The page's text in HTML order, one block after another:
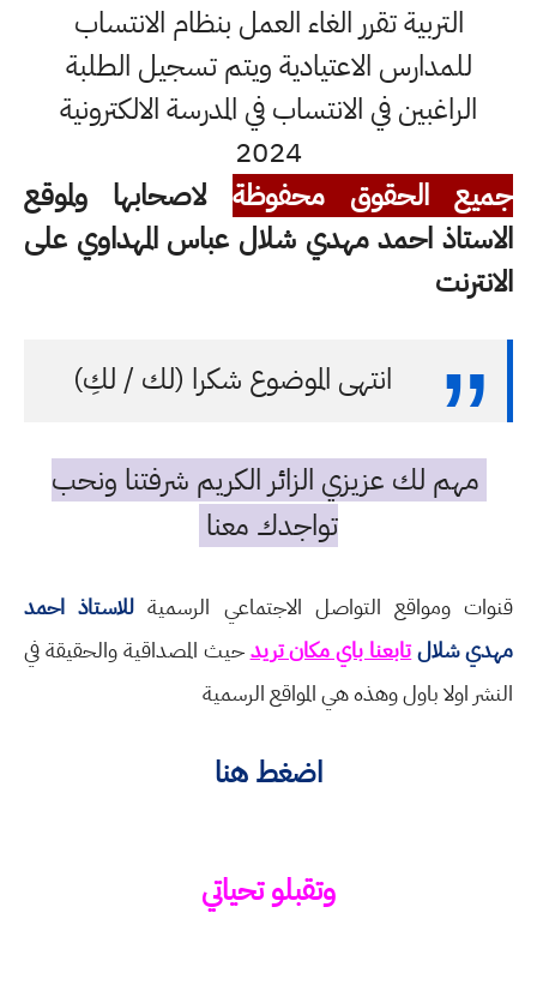
التربية تقرر الغاء العمل بنظام الانتساب
للمدارس الاعتيادية ويتم تسجيل الطلبة
الراغبين في الانتساب في المدرسة الالكترونية
2024
جميع الحقوق محفوظة لاصحابها ولموقع
الاستاذ احمد مهدي شلال عباس المهداوي على
الانترنت
انتهى الموضوع شكرا (لك / لكِ)
مهم لك عزيزي الزائر الكريم شرفتنا ونحب
تواجدك معنا
قنوات ومواقع التواصل الاجتماعي الرسمية للاستاذ احمد
مهدي شلالتابعنا باي مكان تريدحيث المصداقية والحقيقة في
النشر اولا باول وهذه هي المواقع الرسمية
اضغط هنا
وتقبلو تحياتي